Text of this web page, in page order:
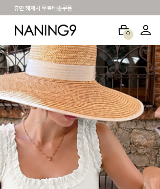
BEST 포토리뷰 - 매주 2명추첨 3만원쿠폰
0
베스트재진행 썸머여행룩 아울렛 하객&모임룩